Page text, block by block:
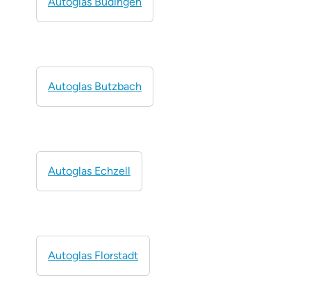
Autoglas Butzbach
Autoglas Echzell
Autoglas Florstadt